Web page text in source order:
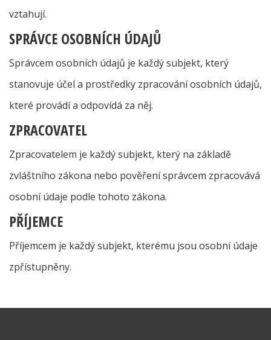
vztahují.
SPRÁVCE OSOBNÍCH ÚDAJŮ
Správcem osobních údajů je každý subjekt, který
stanovuje účel a prostředky zpracování osobních údajů,
které provádí a odpovídá za něj.
ZPRACOVATEL
Zpracovatelem je každý subjekt, který na základě
zvláštního zákona nebo pověření správcem zpracovává
osobní údaje podle tohoto zákona.
PŘÍJEMCE
Příjemcem je každý subjekt, kterému jsou osobní údaje
zpřístupněny.